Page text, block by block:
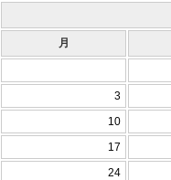
月
3
10
17
24